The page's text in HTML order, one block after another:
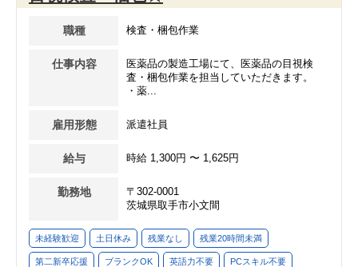
職種 検査・梱包作業
仕事内容
医薬品の製造工場にて、医薬品の目視検
査・梱包作業を担当していただきます。
・薬...
雇用形態 派遣社員
給与 時給 1,300円 〜 1,625円
勤務地
〒302-0001
茨城県取手市小文間
未経験歓迎 土日休み 残業なし 残業20時間未満
第二新卒応援 ブランクOK 英語力不要 PCスキル不要